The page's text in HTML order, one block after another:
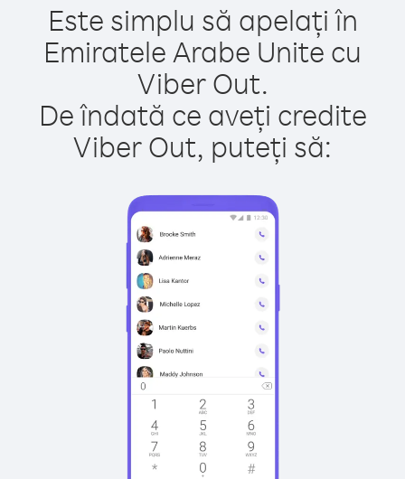
Este simplu să apelați în
Emiratele Arabe Unite cu
Viber Out.
De îndată ce aveți credite
Viber Out, puteți să: